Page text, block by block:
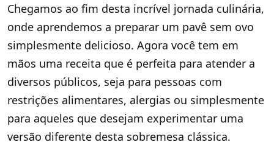
Chegamos ao fim desta incrível jornada culinária,
onde aprendemos a preparar um pavê sem ovo
simplesmente delicioso. Agora você tem em
mãos uma receita que é perfeita para atender a
diversos públicos, seja para pessoas com
restrições alimentares, alergias ou simplesmente
para aqueles que desejam experimentar uma
versão diferente desta sobremesa clássica.